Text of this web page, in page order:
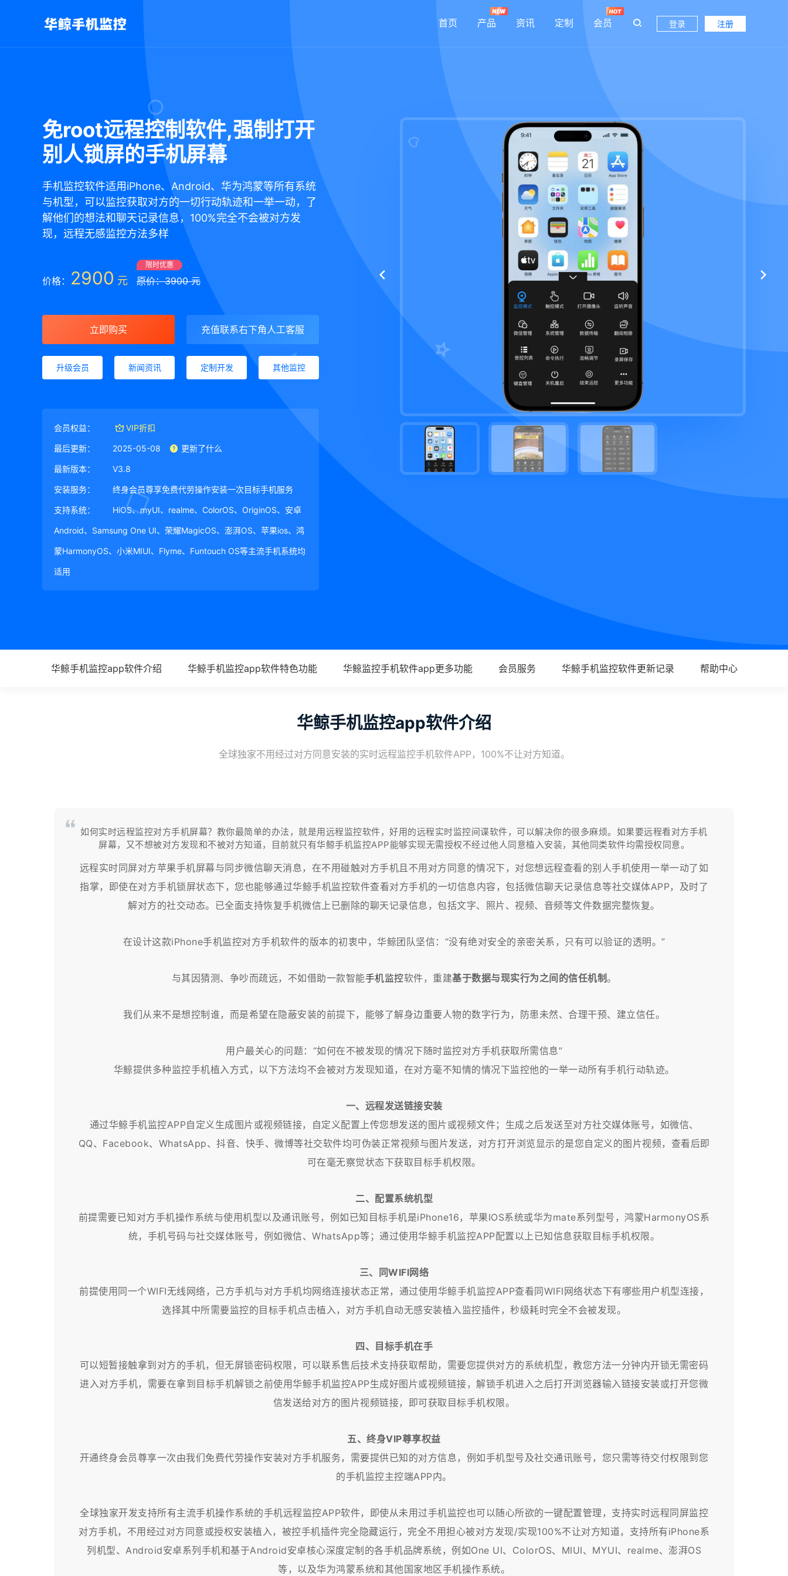
首页 产品 资讯 定制 会员 登录 注册
免root远程控制软件,强制打开
别人锁屏的手机屏幕
手机监控软件适用iPhone、Android、华为鸿蒙等所有系统
与机型，可以监控获取对方的一切行动轨迹和一举一动，了
解他们的想法和聊天记录信息，100%完全不会被对方发
现，远程无感监控方法多样
价格： 2900 元
限时优惠
原价：3900 元
立即购买 充值联系右下角人工客服
升级会员 新闻资讯 定制开发 其他监控
会员权益： VIP折扣
最后更新： 2025-05-08 更新了什么
最新版本： V3.8
安装服务： 终身会员尊享免费代劳操作安装一次目标手机服务
支持系统： HiOS、myUI、realme、ColorOS、OriginOS、安卓
Android、Samsung One UI、荣耀MagicOS、澎湃OS、苹果ios、鸿
蒙HarmonyOS、小米MIUI、Flyme、Funtouch OS等主流手机系统均
适用
华鲸手机监控app软件介绍 华鲸手机监控app软件特色功能 华鲸监控手机软件app更多功能 会员服务 华鲸手机监控软件更新记录 帮助中心
华鲸手机监控app软件介绍
全球独家不用经过对方同意安装的实时远程监控手机软件APP，100%不让对方知道。
如何实时远程监控对方手机屏幕？教你最简单的办法，就是用远程监控软件，好用的远程实时监控间谍软件，可以解决你的很多麻烦。如果要远程看对方手机
屏幕，又不想被对方发现和不被对方知道，目前就只有华鲸手机监控APP能够实现无需授权不经过他人同意植入安装，其他同类软件均需授权同意。
远程实时同屏对方苹果手机屏幕与同步微信聊天消息，在不用碰触对方手机且不用对方同意的情况下，对您想远程查看的别人手机使用一举一动了如
指掌，即使在对方手机锁屏状态下，您也能够通过华鲸手机监控软件查看对方手机的一切信息内容，包括微信聊天记录信息等社交媒体APP，及时了
解对方的社交动态。已全面支持恢复手机微信上已删除的聊天记录信息，包括文字、照片、视频、音频等文件数据完整恢复。
在设计这款iPhone手机监控对方手机软件的版本的初衷中，华鲸团队坚信：“没有绝对安全的亲密关系，只有可以验证的透明。”
与其因猜测、争吵而疏远，不如借助一款智能手机监控软件，重建基于数据与现实行为之间的信任机制。
我们从来不是想控制谁，而是希望在隐蔽安装的前提下，能够了解身边重要人物的数字行为，防患未然、合理干预、建立信任。​
用户最关心的问题：“如何在不被发现的情况下随时监控对方手机获取所需信息”
华鲸提供多种监控手机植入方式，以下方法均不会被对方发现知道，在对方毫不知情的情况下监控他的一举一动所有手机行动轨迹。
一、远程发送链接安装
通过华鲸手机监控APP自定义生成图片或视频链接，自定义配置上传您想发送的图片或视频文件；生成之后发送至对方社交媒体账号，如微信、
QQ、Facebook、WhatsApp、抖音、快手、微博等社交软件均可伪装正常视频与图片发送，对方打开浏览显示的是您自定义的图片视频，查看后即
可在毫无察觉状态下获取目标手机权限。
二、配置系统机型
前提需要已知对方手机操作系统与使用机型以及通讯账号，例如已知目标手机是iPhone16，苹果IOS系统或华为mate系列型号，鸿蒙HarmonyOS系
统，手机号码与社交媒体账号，例如微信、WhatsApp等；通过使用华鲸手机监控APP配置以上已知信息获取目标手机权限。
三、同WIFI网络
前提使用同一个WIFI无线网络，己方手机与对方手机均网络连接状态正常，通过使用华鲸手机监控APP查看同WIFI网络状态下有哪些用户机型连接，
选择其中所需要监控的目标手机点击植入，对方手机自动无感安装植入监控插件，秒级耗时完全不会被发现。
四、目标手机在手
可以短暂接触拿到对方的手机，但无屏锁密码权限，可以联系售后技术支持获取帮助，需要您提供对方的系统机型，教您方法一分钟内开锁无需密码
进入对方手机，需要在拿到目标手机解锁之前使用华鲸手机监控APP生成好图片或视频链接，解锁手机进入之后打开浏览器输入链接安装或打开您微
信发送给对方的图片视频链接，即可获取目标手机权限。
五、终身VIP尊享权益
开通终身会员尊享一次由我们免费代劳操作安装对方手机服务，需要提供已知的对方信息，例如手机型号及社交通讯账号，您只需等待交付权限到您
的手机监控主控端APP内。
全球独家开发支持所有主流手机操作系统的手机远程监控APP软件，即使从未用过手机监控也可以随心所欲的一键配置管理，支持实时远程同屏监控
对方手机，不用经过对方同意或授权安装植入，被控手机插件完全隐藏运行，完全不用担心被对方发现/实现100%不让对方知道，支持所有iPhone系
列机型、Android安卓系列手机和基于Android安卓核心深度定制的各手机品牌系统，例如One UI、ColorOS、MIUI、MYUI、realme、澎湃OS
等，以及华为鸿蒙系统和其他国家地区手机操作系统。